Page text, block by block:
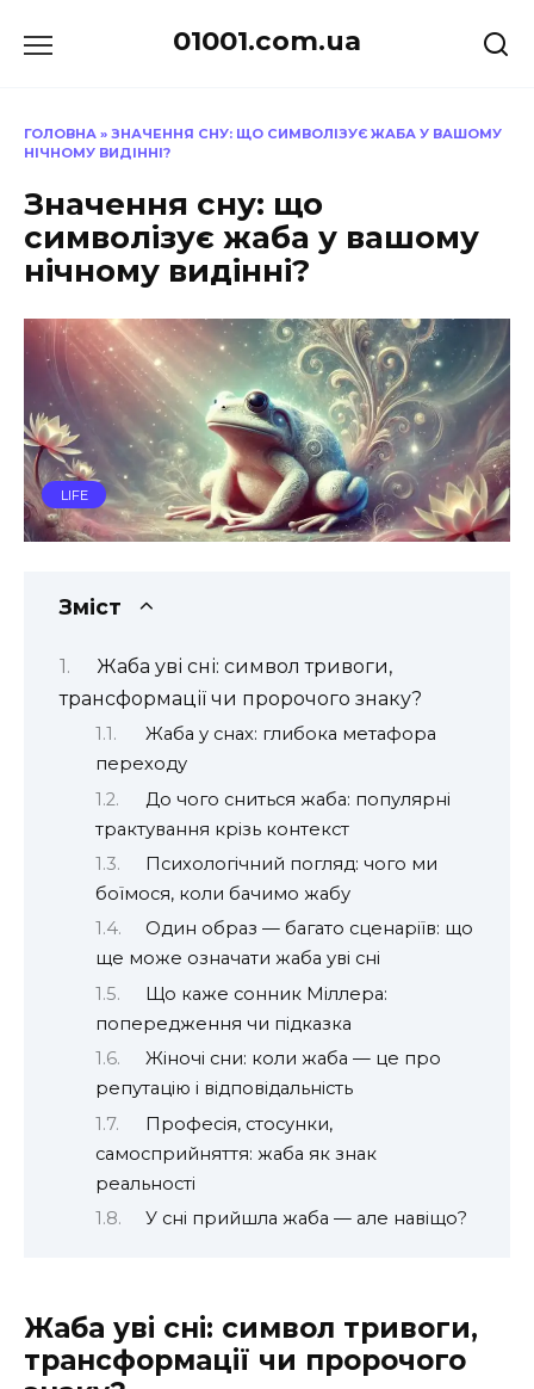
до
01001.com.ua
ГОЛОВНА » ЗНАЧЕННЯ СНУ: ЩО СИМВОЛІЗУЄ ЖАБА У ВАШОМУ
НІЧНОМУ ВИДІННІ?
Значення сну: що
символізує жаба у вашому
нічному видінні?
LIFE
Зміст
Жаба уві сні: символ тривоги,
трансформації чи пророчого знаку?
Жаба у снах: глибока метафора
переходу
До чого сниться жаба: популярні
трактування крізь контекст
Психологічний погляд: чого ми
боїмося, коли бачимо жабу
Один образ — багато сценаріїв: що
ще може означати жаба уві сні
Що каже сонник Міллера:
попередження чи підказка
Жіночі сни: коли жаба — це про
репутацію і відповідальність
Професія, стосунки,
самосприйняття: жаба як знак
реальності
У сні прийшла жаба — але навіщо?
Жаба уві сні: символ тривоги,
трансформації чи пророчого